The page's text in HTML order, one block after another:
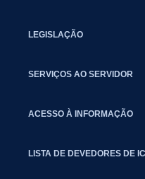
LEGISLAÇÃO
SERVIÇOS AO SERVIDOR
ACESSO À INFORMAÇÃO
LISTA DE DEVEDORES DE